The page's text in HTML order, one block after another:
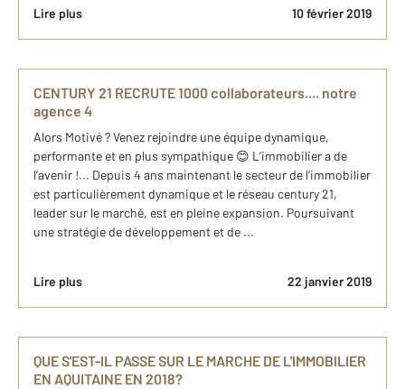
Lire plus 10 février 2019
CENTURY 21 RECRUTE 1000 collaborateurs.... notre
agence 4
Alors Motivé ? Venez rejoindre une équipe dynamique,
performante et en plus sympathique 😊 L’immobilier a de
l’avenir !... Depuis 4 ans maintenant le secteur de l’immobilier
est particulièrement dynamique et le réseau century 21,
leader sur le marché, est en pleine expansion. Poursuivant
une stratégie de développement et de ...
Lire plus 22 janvier 2019
QUE S'EST-IL PASSE SUR LE MARCHE DE L'IMMOBILIER
EN AQUITAINE EN 2018?